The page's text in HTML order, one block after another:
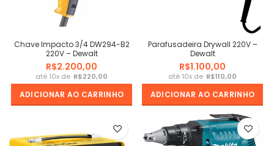
Chave Impacto 3/4 DW294-B2
220V – Dewalt
R$
R$
ADICIONAR AO CARRINHO
Parafusadeira Drywall 220V –
Dewalt
R$
R$
ADICIONAR AO CARRINHO